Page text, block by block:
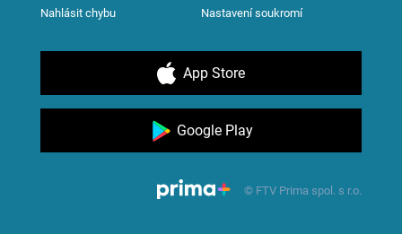
Nahlásit chybu Nastavení soukromí
App Store
Google Play
© FTV Prima spol. s r.o.